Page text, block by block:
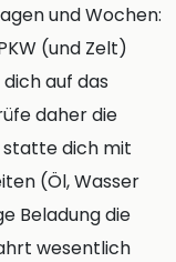
und Wochen:
(und Zelt)
auf das
daher die
statte dich mit
(Öl, Wasser
Beladung die
wesentlich